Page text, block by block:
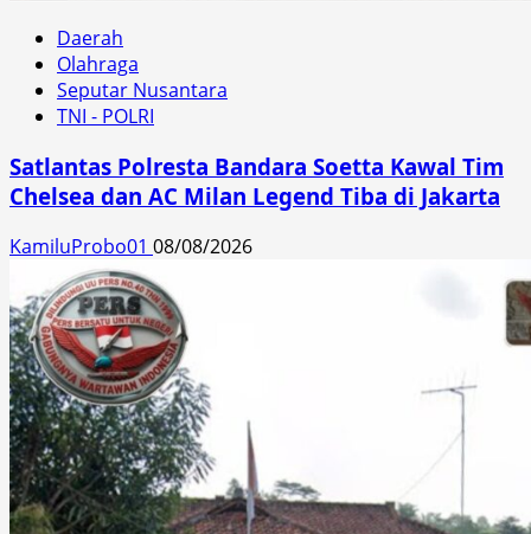
Daerah
Olahraga
Seputar Nusantara
TNI - POLRI
Satlantas Polresta Bandara Soetta Kawal Tim
Chelsea dan AC Milan Legend Tiba di Jakarta
KamiluProbo01 08/08/2026